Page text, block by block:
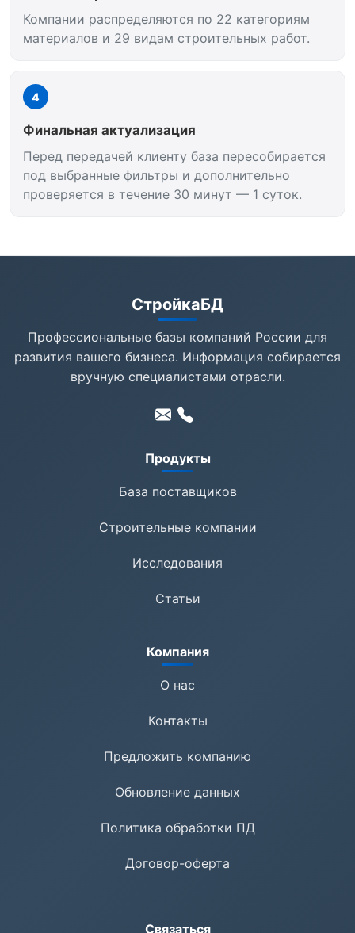
Компании распределяются по 22 категориям
материалов и 29 видам строительных работ.
4
Финальная актуализация
Перед передачей клиенту база пересобирается
под выбранные фильтры и дополнительно
проверяется в течение 30 минут — 1 суток.
СтройкаБД
Профессиональные базы компаний России для
развития вашего бизнеса. Информация собирается
вручную специалистами отрасли.
Продукты
База поставщиков
Строительные компании
Исследования
Статьи
Компания
О нас
Контакты
Предложить компанию
Обновление данных
Политика обработки ПД
Договор-оферта
Связаться